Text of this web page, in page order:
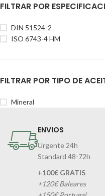
FILTRAR POR
DIN 51524-2
ISO 6743-4 HM
FILTRAR POR TIPO DE
Mineral
ENVIOS
Urgente 24h
Standard 48-72h
+100€ GRATIS
+120€ Baleares